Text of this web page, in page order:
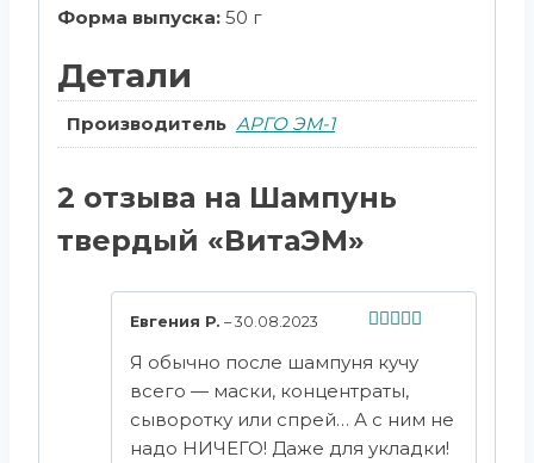
Форма выпуска: 50 г
Детали
Производитель АРГО ЭМ-1
2 отзыва на Шампунь
твердый «ВитаЭМ»
из 5
Евгения Р. – 30.08.2023
Я обычно после шампуня кучу
всего — маски, концентраты,
сыворотку или спрей… А с ним не
надо НИЧЕГО! Даже для укладки!